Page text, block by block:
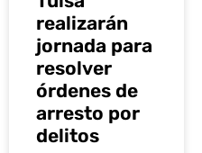
realizarán
jornada para
resolver
órdenes de
arresto por
delitos